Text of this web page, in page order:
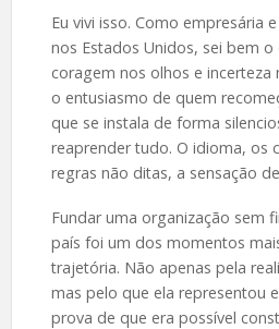
Eu vivi isso. Como empresária
nos Estados Unidos, sei bem
coragem nos olhos e
o entusiasmo de quem
que se instala de forma
reaprender tudo. O idioma, os
regras não ditas, a sensação
Fundar uma organização sem
país foi um dos momentos
trajetória. Não apenas pela
mas pelo que ela representou
prova de que era possível